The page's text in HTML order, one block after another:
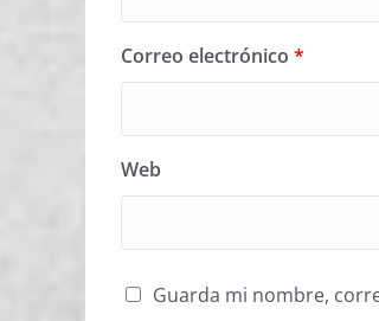
Correo electrónico *
Web
Guarda mi nombre,